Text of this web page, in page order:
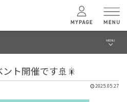
長
MENU
ト開催です🚢🎇
2025.05.27